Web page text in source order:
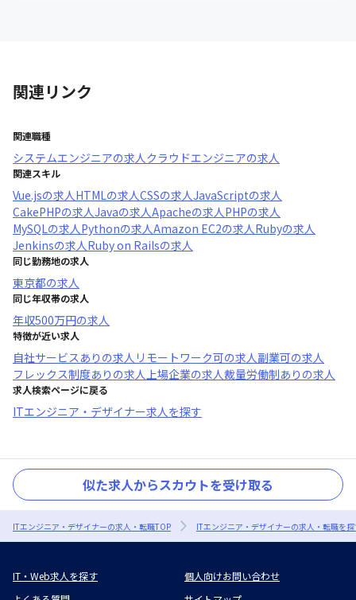
関連リンク
関連職種
システムエンジニアの求人クラウドエンジニアの求人
関連スキル
Vue.jsの求人HTMLの求人CSSの求人JavaScriptの求人
CakePHPの求人Javaの求人Apacheの求人PHPの求人
MySQLの求人Pythonの求人Amazon EC2の求人Rubyの求人
Jenkinsの求人Ruby on Railsの求人
同じ勤務地の求人
東京都の求人
同じ年収帯の求人
年収500万円の求人
特徴が近い求人
自社サービスあり の求人 リモートワーク可の求人副業可の求人
フレックス制度あり の求人上場企業の求人裁量労働制あり の求人
求人検索ページに戻る
ITエンジニア・デザイナー求人を探す
似た求人からスカウトを受け取る
ITエンジニア・デザイナーの求人・転職TOP ITエンジニア・デザイナーの求人・転職を
IT・Web求人を探す
個人向けお問い合わせ